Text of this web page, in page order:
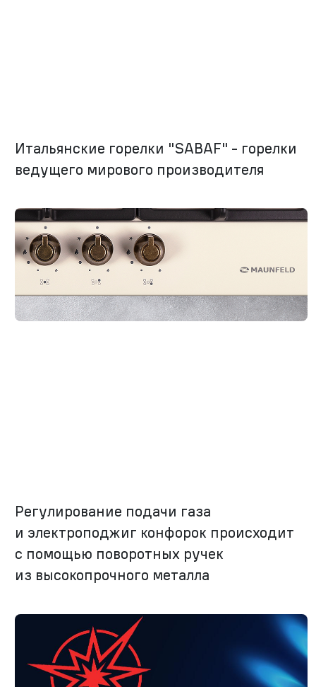
Итальянские горелки "SABAF" - горелки
ведущего мирового производителя
Регулирование подачи газа
и электроподжиг конфорок происходит
с помощью поворотных ручек
из высокопрочного металла